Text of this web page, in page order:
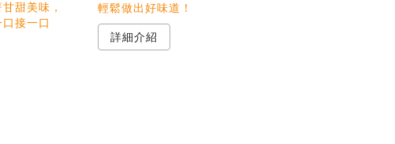
甜美味，
接一口
輕鬆做出好味道！
詳細介紹